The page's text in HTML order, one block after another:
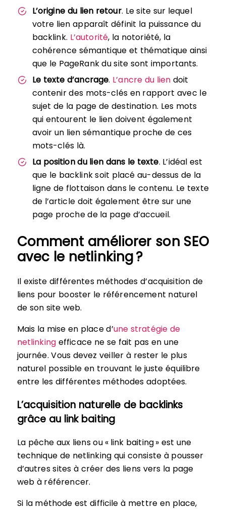
L’origine du lien retour. Le site sur lequel
votre lien apparaît définit la puissance du
backlink. L’autorité, la notoriété, la
cohérence sémantique et thématique ainsi
que le PageRank du site sont importants.
Le texte d’ancrage. L’ancre du lien doit
contenir des mots-clés en rapport avec le
sujet de la page de destination. Les mots
qui entourent le lien doivent également
avoir un lien sémantique proche de ces
mots-clés là.
La position du lien dans le texte. L’idéal est
que le backlink soit placé au-dessus de la
ligne de flottaison dans le contenu. Le texte
de l’article doit également être sur une
page proche de la page d’accueil.
Comment améliorer son SEO
avec le netlinking ?
Il existe différentes méthodes d’acquisition de
liens pour booster le référencement naturel
de son site web.
Mais la mise en place d’une stratégie de
netlinking efficace ne se fait pas en une
journée. Vous devez veiller à rester le plus
naturel possible en trouvant le juste équilibre
entre les différentes méthodes adoptées.
L’acquisition naturelle de backlinks
grâce au link baiting
La pêche aux liens ou « link baiting » est une
technique de netlinking qui consiste à pousser
d’autres sites à créer des liens vers la page
web à référencer.
Si la méthode est difficile à mettre en place,